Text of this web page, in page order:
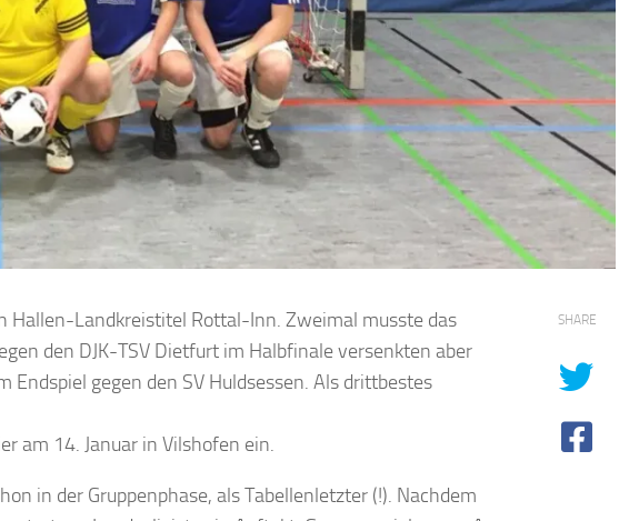
Hallen-Landkreistitel Rottal-Inn. Zweimal musste das
den DJK-TSV Dietfurt im Halbfinale versenkten aber
gegen den SV Huldsessen. Als drittbestes
am 14. Januar in Vilshofen ein.
in der Gruppenphase, als Tabellenletzter (!). Nachdem
SHARE